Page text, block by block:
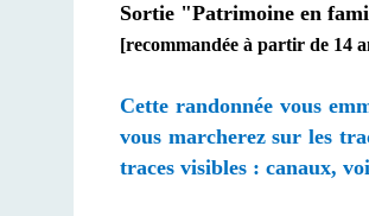
Sortie "Patrimoine en
[recommandée à partir de 14
Cette randonnée vous
vous marcherez sur les
traces visibles : canaux,